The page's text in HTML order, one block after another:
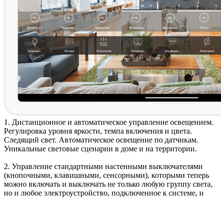
1. Дистанционное и автоматическое управление освещением.
Регулировка уровня яркости, темпа включения и цвета.
Следящий свет. Автоматическое освещение по датчикам.
Уникальные световые сценарии в доме и на территории.
2. Управление стандартными настенными выключателями
(кнопочными, клавишными, сенсорными), которыми теперь
можно включать и выключать не только любую группу света,
но и любое электроустройство, подключенное к системе, и